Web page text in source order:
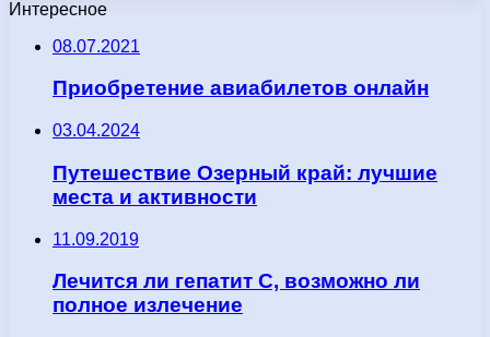
Интересное
08.07.2021
Приобретение авиабилетов онлайн
03.04.2024
Путешествие Озерный край: лучшие
места и активности
11.09.2019
Лечится ли гепатит С, возможно ли
полное излечение